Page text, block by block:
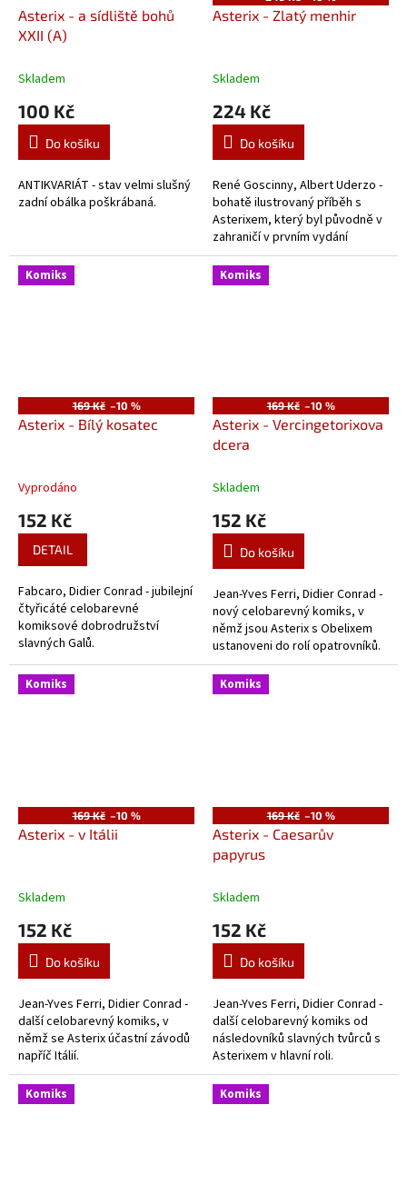
Asterix - a sídliště bohů
XXII (A)
Skladem
100 Kč
Do košíku
ANTIKVARIÁT - stav velmi slušný
zadní obálka poškrábaná.
Asterix - Zlatý menhir
Skladem
224 Kč
Do košíku
René Goscinny, Albert Uderzo -
bohatě ilustrovaný příběh s
Asterixem, který byl původně v
zahraničí v prvním vydání
publikován jako kniha s
gramodeskou.
Komiks
169 Kč –10 %
Asterix - Bílý kosatec
Vyprodáno
152 Kč
DETAIL
Fabcaro, Didier Conrad - jubilejní
čtyřicáté celobarevné
komiksové dobrodružství
slavných Galů.
Komiks
169 Kč –10 %
Asterix - Vercingetorixova
dcera
Skladem
152 Kč
Do košíku
Jean-Yves Ferri, Didier Conrad -
nový celobarevný komiks, v
němž jsou Asterix s Obelixem
ustanoveni do rolí opatrovníků.
Komiks
169 Kč –10 %
Asterix - v Itálii
Skladem
152 Kč
Do košíku
Jean-Yves Ferri, Didier Conrad -
další celobarevný komiks, v
němž se Asterix účastní závodů
napříč Itálií.
Komiks
169 Kč –10 %
Asterix - Caesarův
papyrus
Skladem
152 Kč
Do košíku
Jean-Yves Ferri, Didier Conrad -
další celobarevný komiks od
následovníků slavných tvůrců s
Asterixem v hlavní roli.
Komiks Komiks